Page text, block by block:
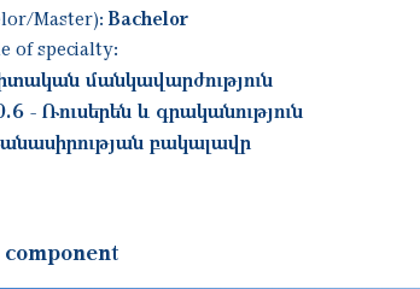
Master): Bachelor
of specialty:
մանկավարժություն
- Ռուսերեն և գրականություն
բակալավր